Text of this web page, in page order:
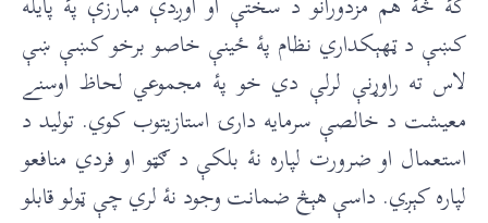
کښې د ټهېکداري نظام پۀ ځينې خاصو برخو کښې ښې
لاس ته راوړنې لرلې دي خو پۀ مجموعي لحاظ اوسنے
معيشت د خالصې سرمايه دارۍ استازيتوب کوي. توليد د
استعمال او ضرورت لپاره نۀ بلکې د ګټو او فردي منافعو
لپاره کېږي. داسې هېڅ ضمانت وجود نۀ لري چې ټولو قابلو